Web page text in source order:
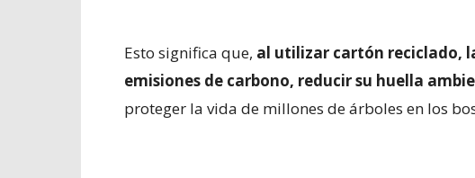
Esto significa que, al utilizar cartón reciclado,
emisiones de carbono, reducir su huella
proteger la vida de millones de árboles en los